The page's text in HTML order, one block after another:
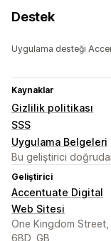
Destek
Uygulama desteği
Kaynaklar
Gizlilik politikası
SSS
Uygulama Belgeleri
Bu geliştirici
Geliştirici
Accentuate Digital
Web Sitesi
One Kingdom
6BD, GB